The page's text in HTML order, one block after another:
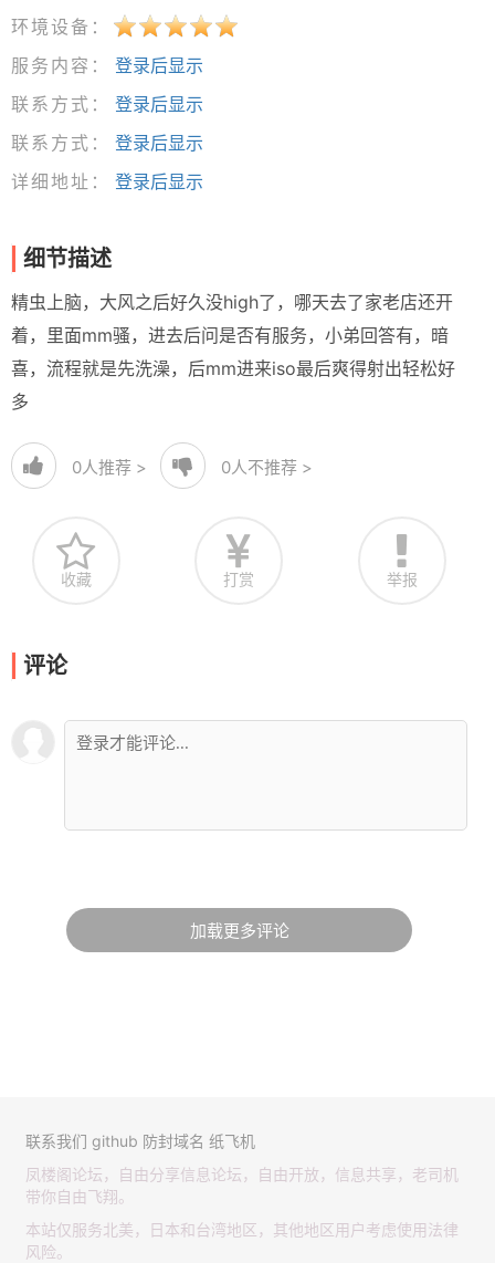
环境设备：
服务内容：
登录后显示
联系方式：
登录后显示
联系方式：
登录后显示
详细地址：
登录后显示
细节描述
精虫上脑，大风之后好久没high了，哪天去了家老店还开
着，里面mm骚，进去后问是否有服务，小弟回答有，暗
喜，流程就是先洗澡，后mm进来iso最后爽得射出轻松好
多
0人推荐 > 0人不推荐 >
收藏 打赏 举报
评论
加载更多评论
联系我们 github 防封域名 纸飞机
凤楼阁论坛，自由分享信息论坛，自由开放，信息共享，老司机
带你自由飞翔。
本站仅服务北美，日本和台湾地区，其他地区用户考虑使用法律
风险。